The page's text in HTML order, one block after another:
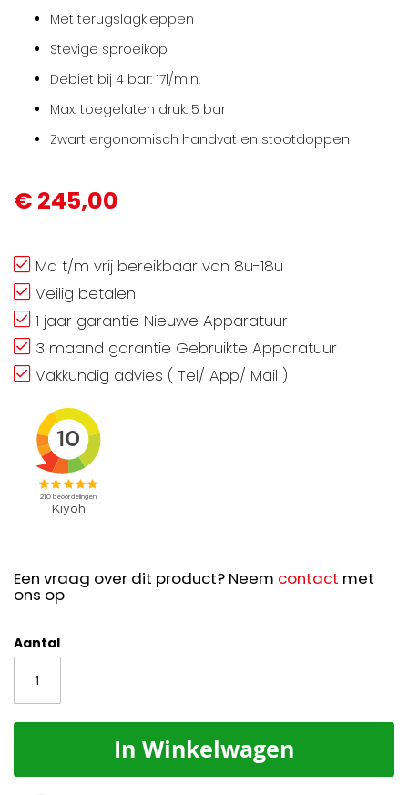
Met terugslagkleppen
Stevige sproeikop
Debiet bij 4 bar: 17l/min.
Max. toegelaten druk: 5 bar
Zwart ergonomisch handvat en stootdoppen
€ 245,00
Ma t/m vrij bereikbaar van 8u-18u
Veilig betalen
1 jaar garantie Nieuwe Apparatuur
3 maand garantie Gebruikte Apparatuur
Vakkundig advies ( Tel/ App/ Mail )
Een vraag over dit product? Neem contact met
ons op
Aantal
In Winkelwagen